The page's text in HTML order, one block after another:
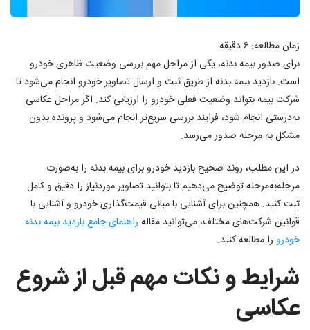
زمان مطالعه: ۶دقیقه
برای صدور بیمه بدنه، یکی از مراحل مهم بررسی وضعیت ظاهری خودرو
است. بازدید بیمه بدنه از طریق ثبت و ارسال تصاویر خودرو انجام می‌شود تا
شرکت بیمه بتواند وضعیت فعلی خودرو را ارزیابی کند. اگر مراحل عکاسی
به‌درستی انجام شود، فرایند بررسی سریع‌تر انجام می‌شود و پرونده بدون
مشکل به مرحله صدور می‌رسد.
در این مطلب، روند صحیح بازدید خودرو برای بیمه بدنه را به‌صورت
مرحله‌به‌مرحله توضیح می‌دهیم تا بتوانید تصاویر موردنیاز را دقیق و کامل
ثبت کنید. همچنین برای آشنایی با مبانی قیمت‌گذاری خودرو و آشنایی با
قوانین شرکت‌های مختلف، می‌توانید مقاله راهنمای جامع بازدید بیمه بدنه
خودرو را مطالعه کنید.
شرایط و نکات مهم قبل از شروع
عکاسی